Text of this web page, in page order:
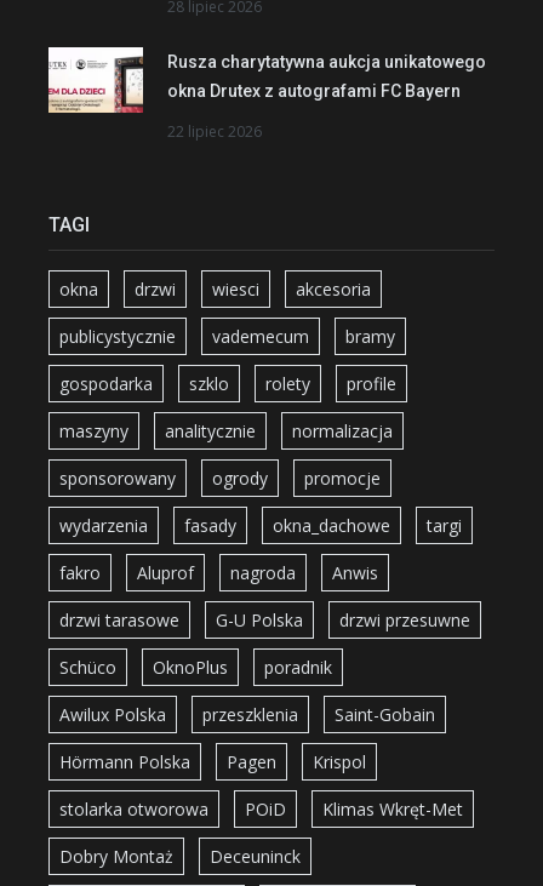
28 lipiec 2026
Rusza charytatywna aukcja unikatowego
okna Drutex z autografami FC Bayern
22 lipiec 2026
TAGI
okna drzwi wiesci akcesoria
publicystycznie vademecum bramy
gospodarka szklo rolety profile
maszyny analitycznie normalizacja
sponsorowany ogrody promocje
wydarzenia fasady okna_dachowe targi
fakro Aluprof nagroda Anwis
drzwi tarasowe G-U Polska drzwi przesuwne
Schüco OknoPlus poradnik
Awilux Polska przeszklenia Saint-Gobain
Hörmann Polska Pagen Krispol
stolarka otworowa POiD Klimas Wkręt-Met
Dobry Montaż Deceuninck